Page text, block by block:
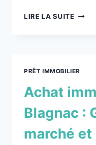
LIRE LA SUITE
PRÊT IMMOBILIER
Achat
Blagnac :
marché